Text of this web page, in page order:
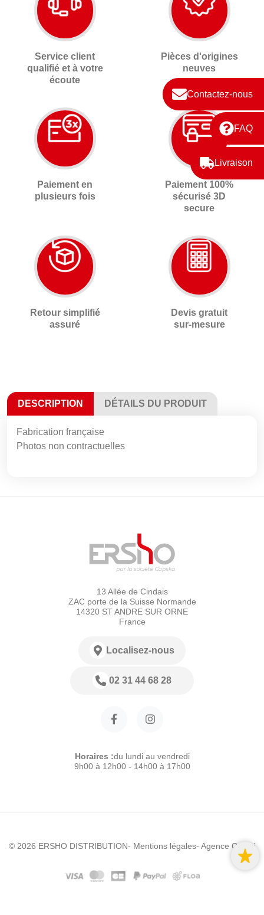
Contactez-nous
FAQ
Livraison
Service client
qualifié et à votre
écoute
Pièces d'origines
neuves
Paiement en
plusieurs fois
Paiement 100%
sécurisé 3D
secure
Retour simplifié
assuré
Devis gratuit
sur-mesure
DESCRIPTION DÉTAILS DU PRODUIT
Fabrication française
Photos non contractuelles
13 Allée de Cindais
ZAC porte de la Suisse Normande
14320 ST ANDRE SUR ORNE
France
Localisez-nous
02 31 44 68 28
Horaires :du lundi au vendredi
9h00 à 12h00 - 14h00 à 17h00
© 2026 ERSHO DISTRIBUTION- Mentions légales- Agence Colibri